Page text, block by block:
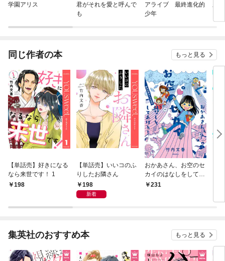
学園アリス
君がそれを愛と呼んで
も
アライブ 最終進化的
少年
同じ作者の本 もっと見る
【単話売】好きになる
なら来世です！ 1
198
【単話売】いいコのふ
りしたお隣さん
198
新着
おかあさん、お空のセ
カイのはなしをしてあ
げる！ 胎内記憶ガー
231
集英社のおすすめ本 もっと見る